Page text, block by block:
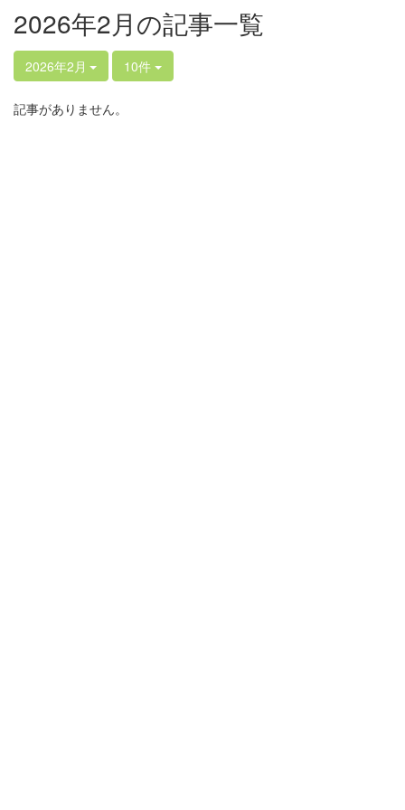
2026年2月の記事一覧
2026年2月 10件
記事がありません。